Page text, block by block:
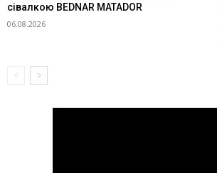
сівалкою BEDNAR MATADOR
06.08.2026